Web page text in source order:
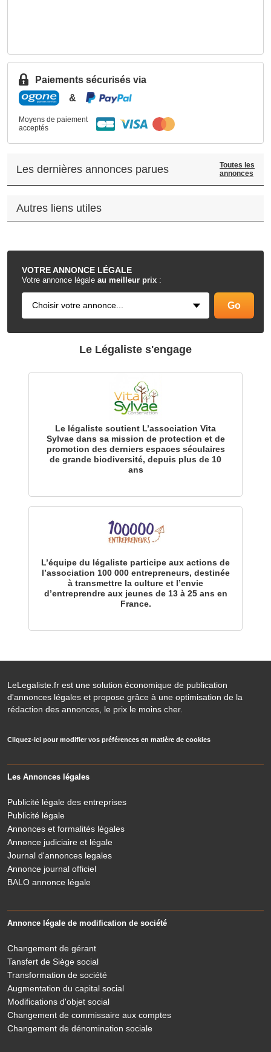
VOTREANNONCE LÉGALE
Votre annonce légale au meilleur prix :
Paiements sécurisés via
&
Moyens de paiement
acceptés
Les dernières annonces parues
Toutes les
annonces
Autres liens utiles
.
Le Légaliste s'engage
Le légaliste soutient L’association Vita
Sylvae dans sa mission de protection et de
promotion des derniers espaces séculaires
de grande biodiversité, depuis plus de 10
ans
L’équipe du légaliste participe aux actions de
l’association 100 000 entrepreneurs, destinée
à transmettre la culture et l’envie
d’entreprendre aux jeunes de 13 à 25 ans en
France.
LeLegaliste.fr est une solution économique de publication
d'annonces légales et propose grâce à une optimisation de la
rédaction des annonces, le prix le moins cher.
Cliquez-ici pour modifier vos préférences en matière de cookies
Les Annonces légales
Publicité légale des entreprises
Publicité légale
Annonces et formalités légales
Annonce judiciaire et légale
Journal d'annonces legales
Annonce journal officiel
BALO annonce légale
Annonce légale de modification de société
Changement de gérant
Tansfert de Siège social
Transformation de société
Augmentation du capital social
Modifications d'objet social
Changement de commissaire aux comptes
Changement de dénomination sociale